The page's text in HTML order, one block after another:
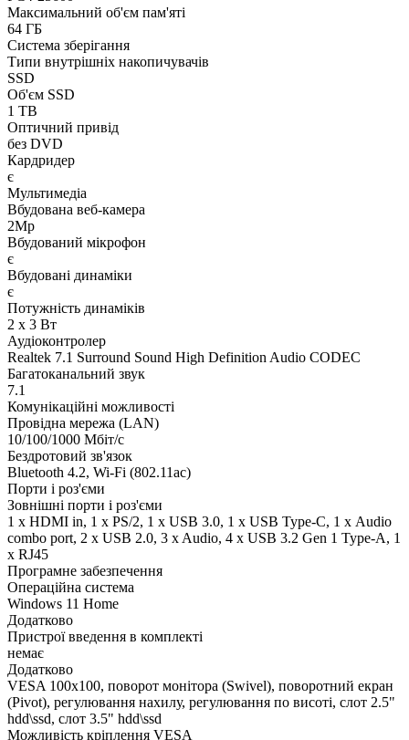
Максимальний об'єм пам'яті
64 ГБ
Система зберігання
Типи внутрішніх накопичувачів
SSD
Об'єм SSD
1 TB
Оптичний привід
без DVD
Кардридер
є
Мультимедіа
Вбудована веб-камера
2Mp
Вбудований мікрофон
є
Вбудовані динаміки
є
Потужність динаміків
2 x 3 Вт
Аудіоконтролер
Realtek 7.1 Surround Sound High Definition Audio CODEC
Багатоканальний звук
7.1
Комунікаційні можливості
Провідна мережа (LAN)
10/100/1000 Мбіт/с
Бездротовий зв'язок
Bluetooth 4.2, Wi-Fi (802.11ac)
Порти і роз'єми
Зовнішні порти і роз'єми
1 x HDMI in, 1 x PS/2, 1 x USB 3.0, 1 x USB Type-C, 1 х Audio
combo port, 2 x USB 2.0, 3 x Audio, 4 x USB 3.2 Gen 1 Type-A, 1
x RJ45
Програмне забезпечення
Операційна система
Windows 11 Home
Додатково
Пристрої введення в комплекті
немає
Додатково
VESA 100x100, поворот монітора (Swivel), поворотний екран
(Pivot), регулювання нахилу, регулювання по висоті, слот 2.5"
hdd\ssd, слот 3.5" hdd\ssd
Можливість кріплення VESA